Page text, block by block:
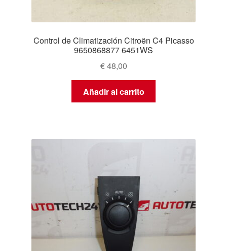
Control de Climatización Citroën C4 Picasso
9650868877 6451WS
€48,00
Añadir al carrito